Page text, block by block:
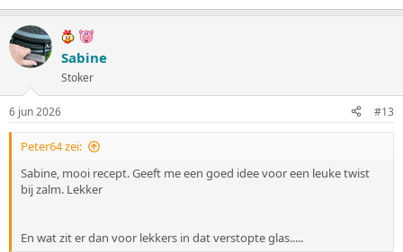
Sabine
Stoker
6 jun 2026 #13
Peter64 zei:
Sabine, mooi recept. Geeft me een goed idee voor een leuke twist
bij zalm. Lekker
En wat zit er dan voor lekkers in dat verstopte glas.....